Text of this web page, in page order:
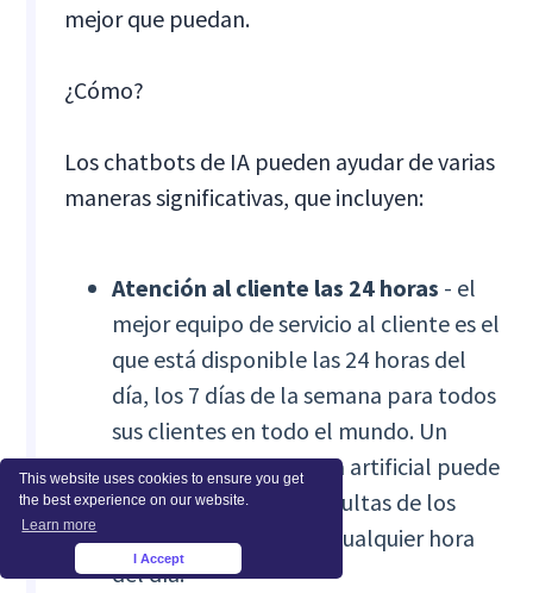
This website uses cookies to ensure you get
the best experience on our website.
Learn more
I Accept
mejor que puedan.
¿Cómo?
Los chatbots de IA pueden ayudar de varias
maneras significativas, que incluyen:
Atención al cliente las 24 horas - el
mejor equipo de servicio al cliente es el
que está disponible las 24 horas del
día, los 7 días de la semana para todos
sus clientes en todo el mundo. Un
chatbot de inteligencia artificial puede
garantizar que las consultas de los
clientes se atiendan a cualquier hora
del día.